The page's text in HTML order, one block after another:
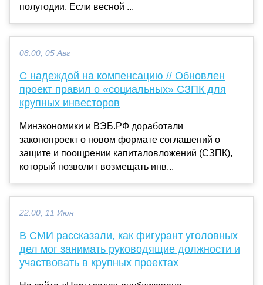
полугодии. Если весной ...
08:00, 05 Авг
С надеждой на компенсацию // Обновлен
проект правил о «социальных» СЗПК для
крупных инвесторов
Минэкономики и ВЭБ.РФ доработали
законопроект о новом формате соглашений о
защите и поощрении капиталовложений (СЗПК),
который позволит возмещать инв...
22:00, 11 Июн
В СМИ рассказали, как фигурант уголовных
дел мог занимать руководящие должности и
участвовать в крупных проектах